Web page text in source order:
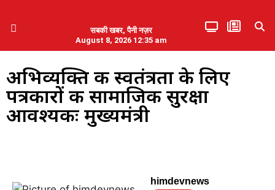
सबकी खबर, पैनी नज़र
August 8, 2026 12:35 am
अभिव्यक्ति की स्वतंत्रता के लिए
पत्रकारों की सामाजिक सुरक्षा
आवश्यकः मुख्यमंत्री
himdevnews